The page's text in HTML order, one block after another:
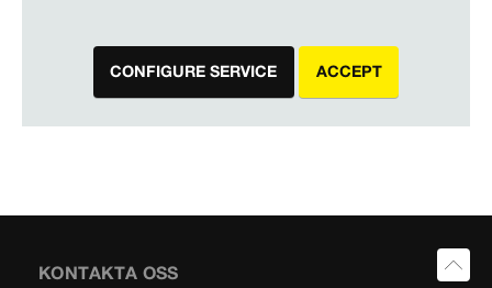
CONFIGURE SERVICE ACCEPT
KONTAKTA OSS